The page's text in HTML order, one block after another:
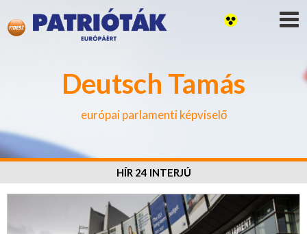
Deutsch Tamás
európai parlamenti képviselő
HÍR 24 INTERJÚ